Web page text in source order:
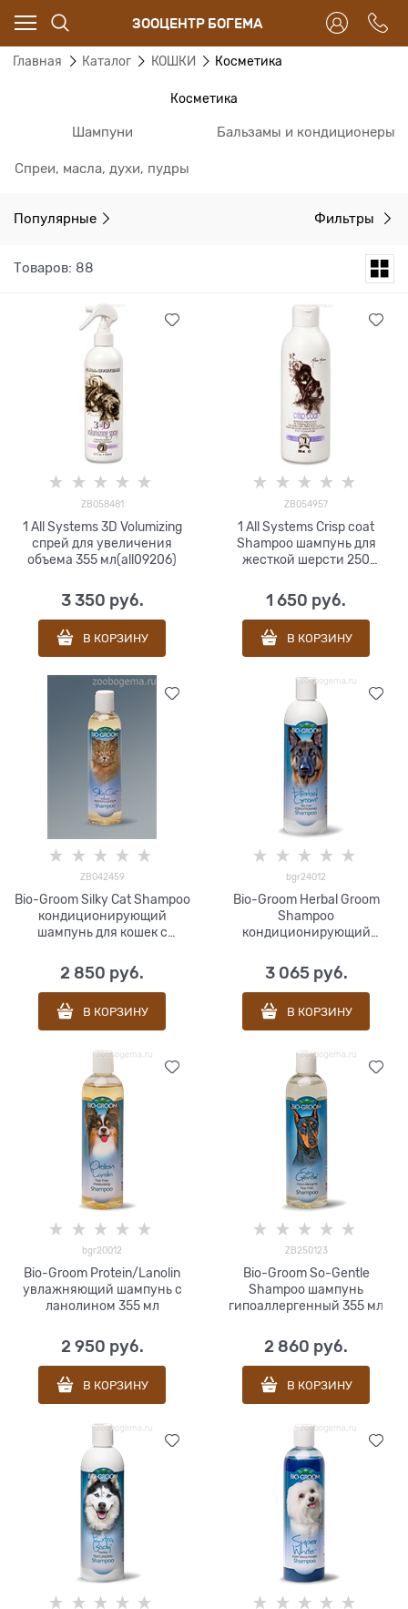
ЗООЦЕНТР БОГЕМА
Главная Каталог КОШКИ Косметика
Косметика
Шампуни Бальзамы и кондиционеры
Спреи, масла, духи, пудры
Популярные Фильтры
Товаров: 88
ZB058481
1 All Systems 3D Volumizing
спрей для увеличения
объема 355 мл(all09206)
3 350 руб.
В КОРЗИНУ
ZB054957
1 All Systems Crisp coat
Shampoo шампунь для
жесткой шерсти 250
1 650 руб.
В КОРЗИНУ
ZB042459
Bio-Groom Silky Cat Shampoo
кондиционирующий
шампунь для кошек с
мл(bgr20008)
2 850 руб.
В КОРЗИНУ
bgr24012
Bio-Groom Herbal Groom
Shampoo
кондиционирующий
сульфатов 355 мл
3 065 руб.
В КОРЗИНУ
bgr20012
Bio-Groom Protein/Lanolin
увлажняющий шампунь с
ланолином 355 мл
2 950 руб.
В КОРЗИНУ
ZB250123
Bio-Groom So-Gentle
Shampoo шампунь
гипоаллергенный 355 мл
2 860 руб.
В КОРЗИНУ